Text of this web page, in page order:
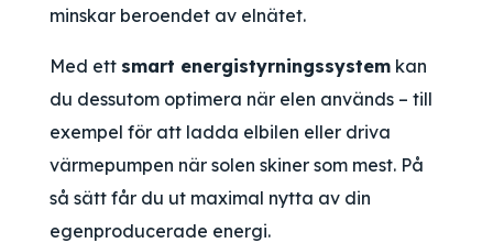
minskar beroendet av elnätet.
Med ett smart energistyrningssystem kan
du dessutom optimera när elen används – till
exempel för att ladda elbilen eller driva
värmepumpen när solen skiner som mest. På
så sätt får du ut maximal nytta av din
egenproducerade energi.